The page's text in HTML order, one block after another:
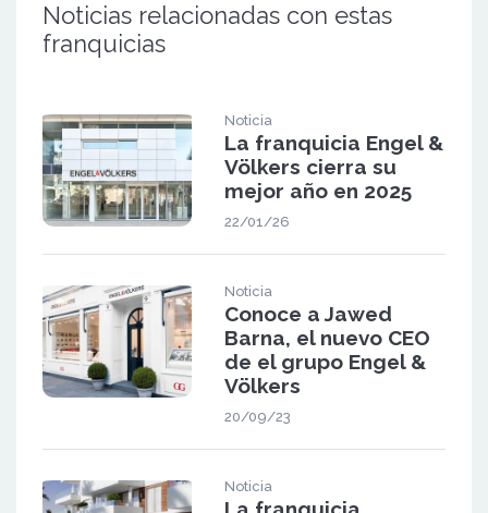
Noticias relacionadas con estas
franquicias
Noticia
La franquicia Engel &
Völkers cierra su
mejor año en 2025
22/01/26
Noticia
Conoce a Jawed
Barna, el nuevo CEO
de el grupo Engel &
Völkers
20/09/23
Noticia